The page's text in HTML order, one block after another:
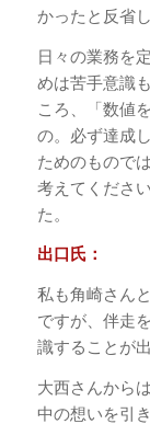
かったと反省
日々の業務を
めは苦手意識
ころ、「数値
の。必ず達成
ためのもので
考えてくださ
た。
出口氏：
私も角崎さん
ですが、伴走
識することが
大西さんから
中の想いを引